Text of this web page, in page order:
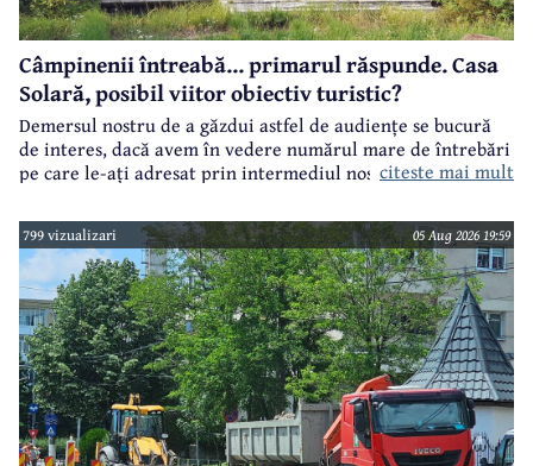
Câmpinenii întreabă... primarul răspunde. Casa
Solară, posibil viitor obiectiv turistic?
Demersul nostru de a găzdui astfel de audiențe se bucură
de interes, dacă avem în vedere numărul mare de întrebări
pe care le-ați adresat prin intermediul nostru primarului
citeste mai mult
799 vizualizari 05 Aug 2026 19:59